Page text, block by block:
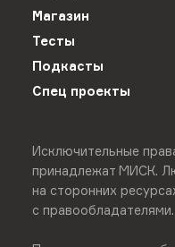
Магазин
Тесты
Подкасты
Спец проекты
Исключительные
принадлежат МИСК.
на сторонних
с правообладателями.